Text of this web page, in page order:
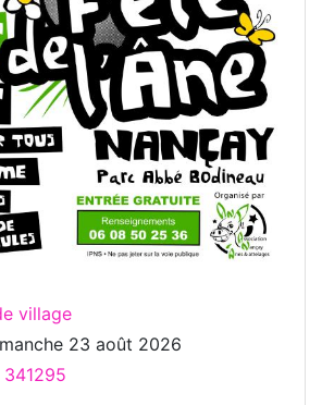
village
23 août 2026